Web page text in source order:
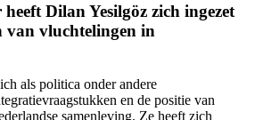
Dilan Yesilgöz zich ingezet
van vluchtelingen in
als politica onder andere
en de positie van
samenleving. Ze heeft zich